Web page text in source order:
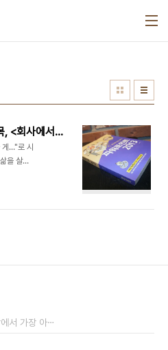
숨겨왔던 파워포인트의 진면목, <회사에서 바로 통하는 회사통 파워포인트 2013>
게…"로 시
을 살아
고 생각
? 저런
서 가장 아⋯